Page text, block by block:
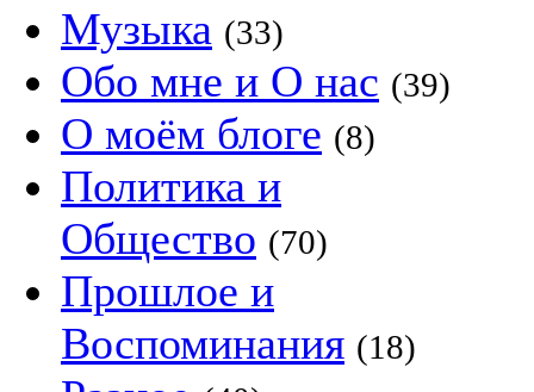
Музыка (33)
Обо мне и О нас (39)
О моём блоге (8)
Политика и
Общество (70)
Прошлое и
Воспоминания (18)